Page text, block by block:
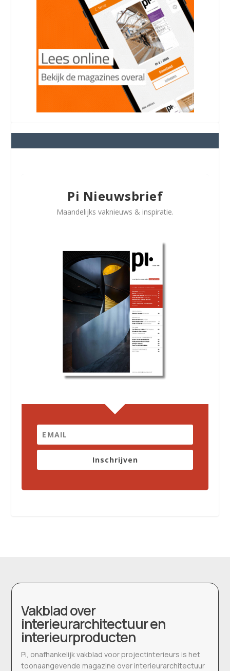
Pi Nieuwsbrief
Maandelijks vaknieuws & inspiratie.
Inschrijven
Vakblad over
interieurarchitectuur en
interieurproducten
Pi, onafhankelijk vakblad voor projectinterieurs is het
toonaangevende magazine over interieurarchitectuur